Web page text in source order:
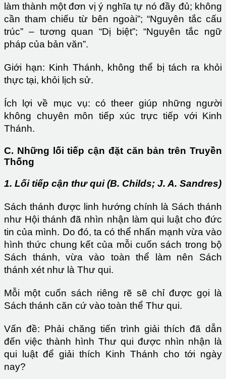
làm thành một đơn vị ý nghĩa tự nó đầy đủ; không
cần tham chiếu từ bên ngoài”; “Nguyên tắc cấu
trúc” – tương quan “Dị biệt”; “Nguyên tắc ngữ
pháp của bản văn”.
Giới hạn: Kinh Thánh, không thể bị tách ra khỏi
thực tại, khỏi lịch sử.
Ích lợi về mục vụ: có theer giúp những người
không chuyên môn tiếp xúc trực tiếp với Kinh
Thánh.
C. Những lối tiếp cận đặt căn bản trên Truyền
Thống
1. Lối tiếp cận thư qui (B. Childs; J. A. Sandres)
Sách thánh được linh hướng chính là Sách thánh
như Hội thánh đã nhìn nhận làm qui luật cho đức
tin của mình. Do đó, ta có thể nhấn mạnh vừa vào
hình thức chung kết của mỗi cuốn sách trong bộ
Sách thánh, vừa vào toàn thể làm nên Sách
thánh xét như là Thư qui.
Mỗi một cuốn sách riêng rẽ sẽ chỉ được gọi là
Sách thánh căn cứ vào toàn thể Thư qui.
Vấn đề: Phải chăng tiến trình giải thích đã dẫn
đến việc thành hình Thư qui được nhìn nhận là
qui luật để giải thích Kinh Thánh cho tới ngày
nay?